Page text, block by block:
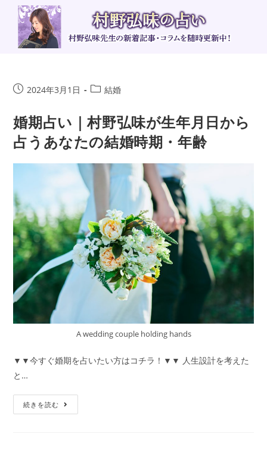
投
公
開
日:
2024年3月1日
投
カ
テ
ゴ
リ
ー:
結婚
婚期占い｜村野弘味が生年月日から
占うあなたの結婚時期・年齢
A wedding couple holding hands
▼▼今すぐ婚期を占いたい方はコチラ！▼▼ 人生設計を考えた
と…
続きを読む
期